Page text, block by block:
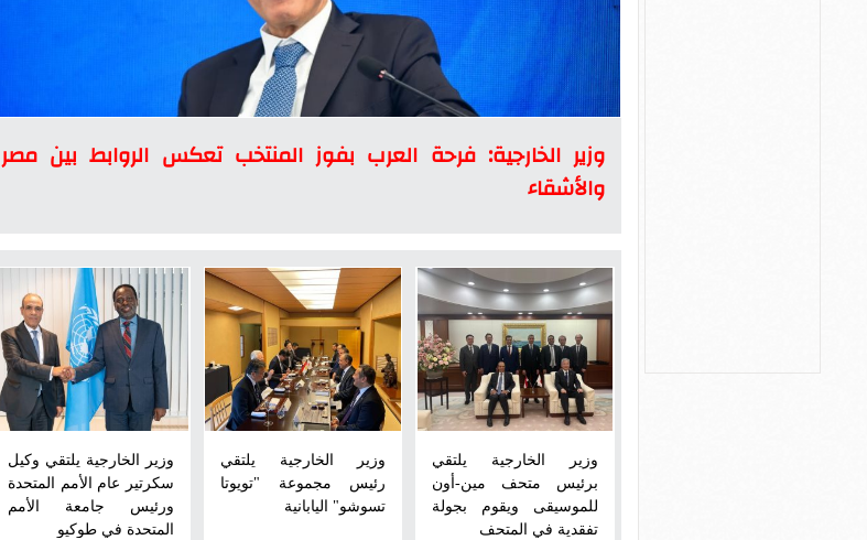
وزير الخارجية: فرحة العرب بفوز المنتخب تعكس الروابط بين مصر
والأشقاء
وزير الخارجية يلتقي
برئيس متحف مين-أون
للموسيقى ويقوم بجولة
تفقدية في المتحف
وزير الخارجية يلتقي
رئيس مجموعة "تويوتا
تسوشو" اليابانية
وزير الخارجية يلتقي وكيل
سكرتير عام الأمم المتحدة
ورئيس جامعة الأمم
المتحدة في طوكيو